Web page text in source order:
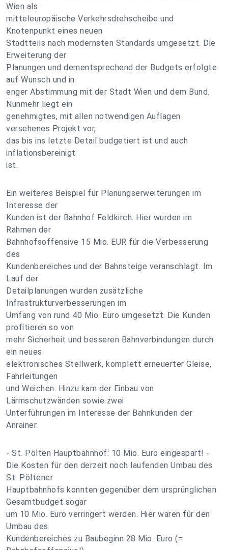
Wien als
mitteleuropäische Verkehrsdrehscheibe und
Knotenpunkt eines neuen
Stadtteils nach modernsten Standards umgesetzt. Die
Erweiterung der
Planungen und dementsprechend der Budgets erfolgte
auf Wunsch und in
enger Abstimmung mit der Stadt Wien und dem Bund.
Nunmehr liegt ein
genehmigtes, mit allen notwendigen Auflagen
versehenes Projekt vor,
das bis ins letzte Detail budgetiert ist und auch
inflationsbereinigt
ist.
Ein weiteres Beispiel für Planungserweiterungen im
Interesse der
Kunden ist der Bahnhof Feldkirch. Hier wurden im
Rahmen der
Bahnhofsoffensive 15 Mio. EUR für die Verbesserung
des
Kundenbereiches und der Bahnsteige veranschlagt. Im
Lauf der
Detailplanungen wurden zusätzliche
Infrastrukturverbesserungen im
Umfang von rund 40 Mio. Euro umgesetzt. Die Kunden
profitieren so von
mehr Sicherheit und besseren Bahnverbindungen durch
ein neues
elektronisches Stellwerk, komplett erneuerter Gleise,
Fahrleitungen
und Weichen. Hinzu kam der Einbau von
Lärmschutzwänden sowie zwei
Unterführungen im Interesse der Bahnkunden der
Anrainer.
- St. Pölten Hauptbahnhof: 10 Mio. Euro eingespart! -
Die Kosten für den derzeit noch laufenden Umbau des
St. Pöltener
Hauptbahnhofs konnten gegenüber dem ursprünglichen
Gesamtbudget sogar
um 10 Mio. Euro verringert werden. Hier waren für den
Umbau des
Kundenbereiches zu Baubeginn 28 Mio. Euro (=